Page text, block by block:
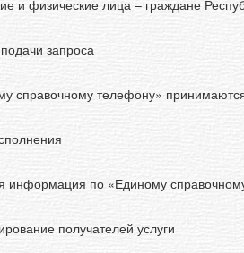
и физические лица – граждане
запроса
справочному телефону»
информация по «Единому
получателей услуги